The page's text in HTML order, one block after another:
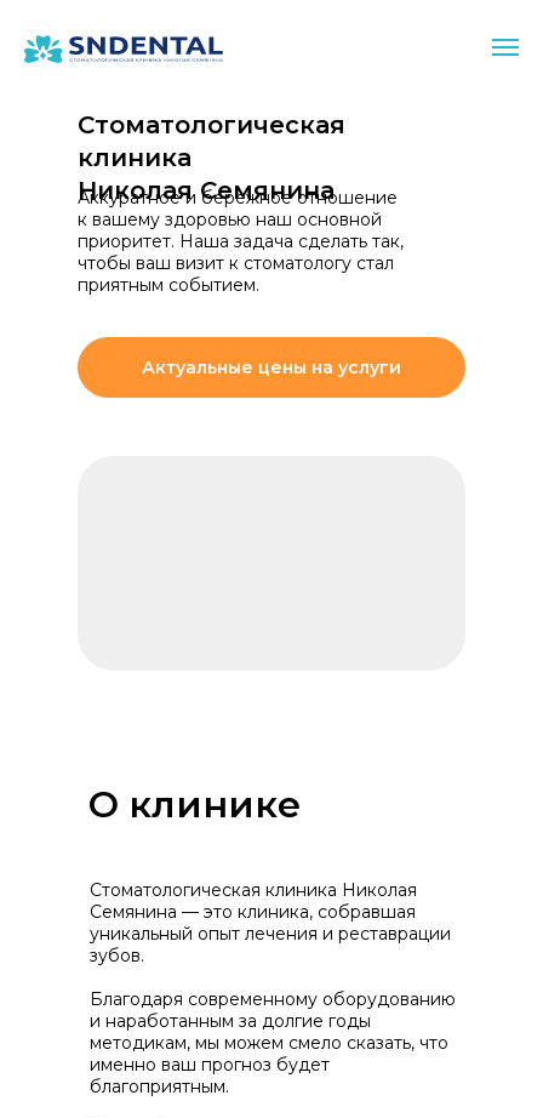
Стоматологическая
клиника
Николая Семянина
Аккуратное и бережное отношение
к вашему здоровью наш основной
приоритет. Наша задача сделать так,
чтобы ваш визит к стоматологу стал
приятным событием.
Актуальные цены на услуги
О клинике
Стоматологическая клиника Николая
Семянина — это клиника, собравшая
уникальный опыт лечения и реставрации
зубов.
Благодаря современному оборудованию
и наработанным за долгие годы
методикам, мы можем смело сказать, что
именно ваш прогноз будет
благоприятным.